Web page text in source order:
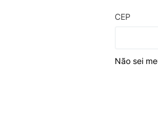
CEP
Não sei